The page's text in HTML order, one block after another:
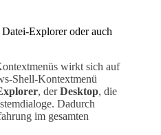
Explorer oder auch
wirkt sich auf
Shell-Kontextmenü
, derDesktop, die
Dadurch
im gesamten